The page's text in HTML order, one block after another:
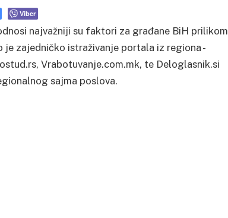
Viber
najvažniji su faktori za građane BiH prilikom
zajedničko istraživanje portala iz regiona -
Vrabotuvanje.com.mk, te Deloglasnik.si
sajma poslova.